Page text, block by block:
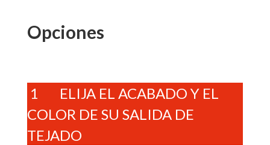
Opciones
1 ELIJA EL ACABADO Y EL
COLOR DE SU SALIDA DE
TEJADO